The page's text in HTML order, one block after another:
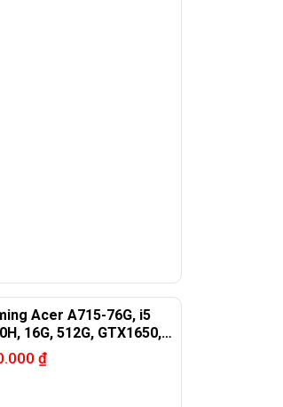
Acer A715-76G, i5
16G, 512G, GTX1650,
15.6in FHD 144hz
₫